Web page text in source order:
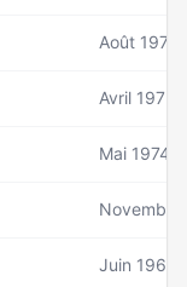
Août 1975
Avril 1972
Mai 1974
Juin 1967